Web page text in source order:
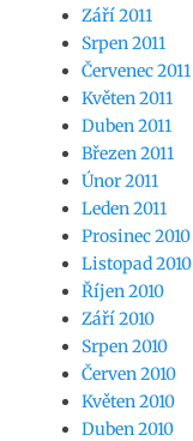
Září 2011
Srpen 2011
Červenec 2011
Květen 2011
Duben 2011
Březen 2011
Únor 2011
Leden 2011
Prosinec 2010
Listopad 2010
Říjen 2010
Září 2010
Srpen 2010
Červen 2010
Květen 2010
Duben 2010